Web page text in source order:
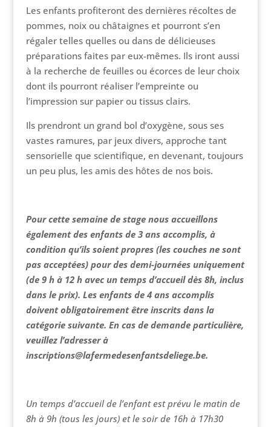
Les enfants profiteront des dernières récoltes de
pommes, noix ou châtaignes et pourront s’en
régaler telles quelles ou dans de délicieuses
préparations faites par eux-mêmes. Ils iront aussi
à la recherche de feuilles ou écorces de leur choix
dont ils pourront réaliser l’empreinte ou
l’impression sur papier ou tissus clairs.
Ils prendront un grand bol d’oxygène, sous ses
vastes ramures, par jeux divers, approche tant
sensorielle que scientifique, en devenant, toujours
un peu plus, les amis des hôtes de nos bois.
Pour cette semaine de stage nous accueillons
également des enfants de 3 ans accomplis, à
condition qu’ils soient propres (les couches ne sont
pas acceptées) pour des demi-journées uniquement
(de 9 h à 12 h avec un temps d’accueil dès 8h, inclus
dans le prix). Les enfants de 4 ans accomplis
doivent obligatoirement être inscrits dans la
catégorie suivante. En cas de demande particulière,
veuillez l’adresser à
inscriptions@lafermedesenfantsdeliege.be.
Un temps d’accueil de l’enfant est prévu le matin de
8h à 9h (tous les jours) et le soir de 16h à 17h30